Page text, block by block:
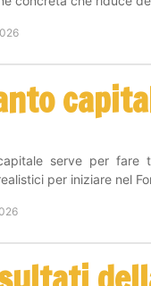
serve per fare
per iniziare nel